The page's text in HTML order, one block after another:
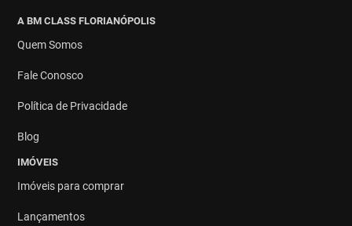
A BM CLASS FLORIANÓPOLIS
Quem Somos
Fale Conosco
Política de Privacidade
Blog
IMÓVEIS
Imóveis para comprar
Lançamentos